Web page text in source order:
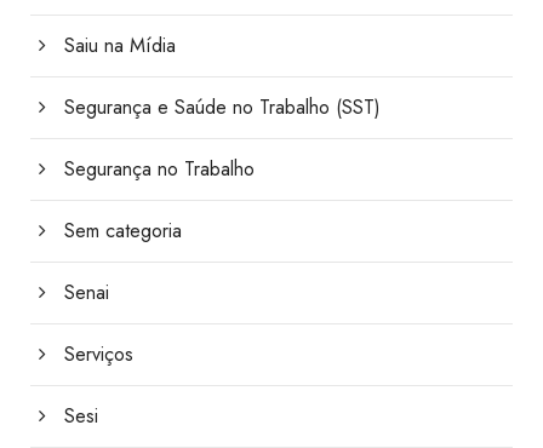
Saiu na Mídia
Segurança e Saúde no Trabalho (SST)
Segurança no Trabalho
Sem categoria
Senai
Serviços
Sesi